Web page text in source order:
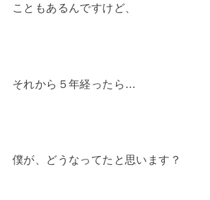
こともあるんですけど、
それから５年経ったら…
僕が、どうなってたと思います？